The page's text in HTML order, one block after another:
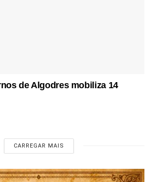
de Algodres mobiliza 14
CARREGAR MAIS